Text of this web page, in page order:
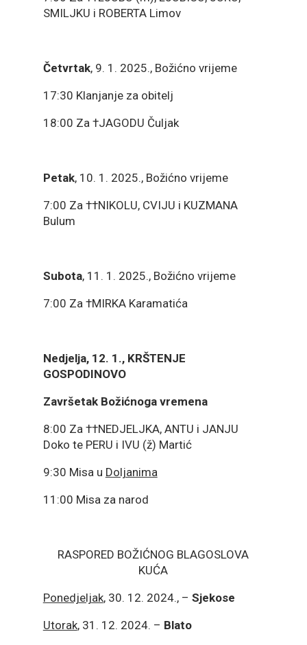
SMILJKU i ROBERTA Limov
Četvrtak, 9. 1. 2025., Božićno vrijeme
17:30 Klanjanje za obitelj
18:00 Za †JAGODU Čuljak
Petak, 10. 1. 2025., Božićno vrijeme
7:00 Za ††NIKOLU, CVIJU i KUZMANA
Bulum
Subota, 11. 1. 2025., Božićno vrijeme
7:00 Za †MIRKA Karamatića
Nedjelja, 12. 1., KRŠTENJE
GOSPODINOVO
Završetak Božićnoga vremena
8:00 Za ††NEDJELJKA, ANTU i JANJU
Doko te PERU i IVU (ž) Martić
9:30 Misa u Doljanima
11:00 Misa za narod
RASPORED BOŽIĆNOG BLAGOSLOVA
KUĆA
Ponedjeljak, 30. 12. 2024., – Sjekose
Utorak, 31. 12. 2024. – Blato